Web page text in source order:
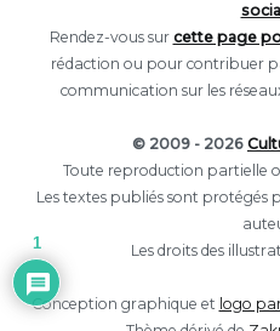
Rendez-vous sur cette page
rédaction ou pour contribuer
communication sur les
© 2009 - 2026
Toute reproduction partielle
Les textes publiés sont protégés
Les droits des
Conception graphique et logo
1